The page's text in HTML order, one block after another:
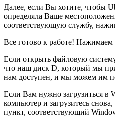
Далее, если Вы хотите, чтобы
определяла Ваше
соответствующую службу,
Все готово к работе! Нажимаем
Если открыть файловую
что наш диск D, который мы
нам доступен, и мы можем им
Если Вам нужно загрузиться в
компьютер и загрузитесь
пункт, соответствующий